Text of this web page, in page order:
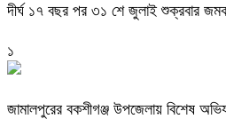
দীর্ঘ ১৭ বছর পর ৩১ শে জুলাই শুক্রবার
১
জামালপুরের বকশীগঞ্জ উপজেলায় বিশেষ